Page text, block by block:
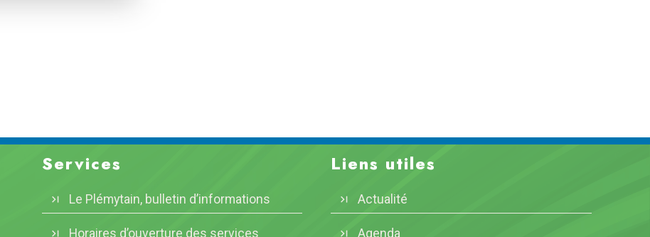
Services
Le Plémytain, bulletin d’informations
Horaires d’ouverture des services
Liens utiles
Actualité
Agenda